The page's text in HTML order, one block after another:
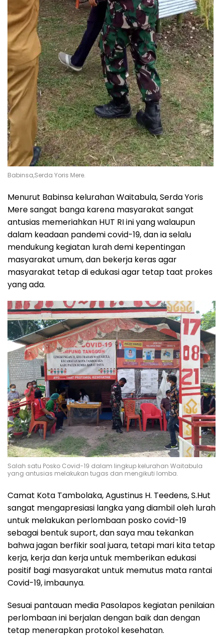
Babinsa,Serda Yoris Mere.
Menurut Babinsa kelurahan Waitabula, Serda Yoris
Mere sangat banga karena masyarakat sangat
antusias memeriahkan HUT RI ini yang walaupun
dalam keadaan pandemi covid-19, dan ia selalu
mendukung kegiatan lurah demi kepentingan
masyarakat umum, dan bekerja keras agar
masyarakat tetap di edukasi agar tetap taat prokes
yang ada.
Salah satu Posko Covid-19 dalam lingkup kelurahan Waitabula
yang antusias melakukan tugas dan mengikuti lomba.
Camat Kota Tambolaka, Agustinus H. Teedens, S.Hut
sangat mengapresiasi langka yang diambil oleh lurah
untuk melakukan perlombaan posko covid-19
sebagai bentuk suport, dan saya mau tekankan
bahwa jagan berfikir soal juara, tetapi mari kita tetap
kerja, kerja dan kerja untuk memberikan edukasi
positif bagi masyarakat untuk memutus mata rantai
Covid-19, imbaunya.
Sesuai pantauan media Pasolapos kegiatan penilaian
perlombaan ini berjalan dengan baik dan dengan
tetap menerapkan protokol kesehatan.